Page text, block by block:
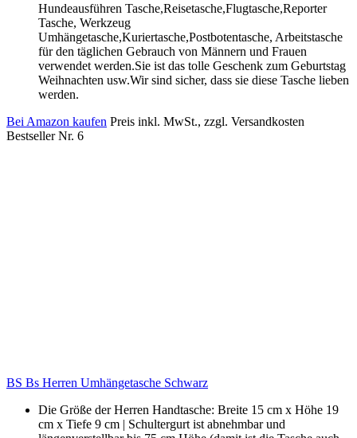
Hundeausführen Tasche,Reisetasche,Flugtasche,Reporter
Tasche, Werkzeug
Umhängetasche,Kuriertasche,Postbotentasche, Arbeitstasche
für den täglichen Gebrauch von Männern und Frauen
verwendet werden.Sie ist das tolle Geschenk zum Geburtstag
Weihnachten usw.Wir sind sicher, dass sie diese Tasche lieben
werden.
Bei Amazon kaufen Preis inkl. MwSt., zzgl. Versandkosten
Bestseller Nr. 6
BS Bs Herren Umhängetasche Schwarz
Die Größe der Herren Handtasche: Breite 15 cm x Höhe 19
cm x Tiefe 9 cm | Schultergurt ist abnehmbar und